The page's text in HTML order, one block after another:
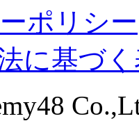
ポリシー
に基づ